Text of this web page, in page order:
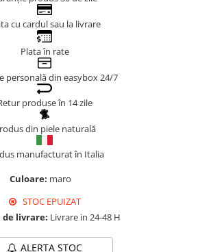
cu cardul sau la livrare
Plata în rate
personală din easybox 24/7
produse în 14 zile
din piele naturală
manufacturat în Italia
Culoare: maro
STOC EPUIZAT
livrare: Livrare in 24-48 H
ALERTA STOC